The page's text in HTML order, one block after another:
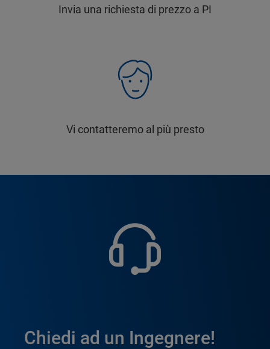
Invia una richiesta di prezzo a PI
Vi contatteremo al più presto
Chiedi ad un Ingegnere!